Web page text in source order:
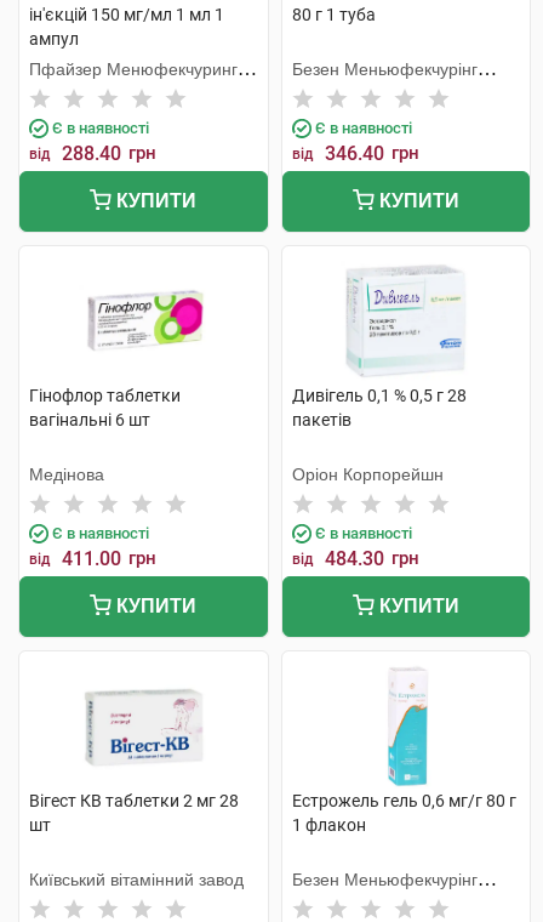
ін'єкцій 150 мг/мл 1 мл 1
ампул
Пфайзер Менюфекчуринг
Бельгія
Є в наявності
від 288.40 грн
КУПИТИ
80 г 1 туба
Безен Меньюфекчурінг
Белджіум
Є в наявності
від 346.40 грн
КУПИТИ
Гінофлор таблетки
вагінальні 6 шт
Медінова
Є в наявності
від 411.00 грн
КУПИТИ
Дивігель 0,1 % 0,5 г 28
пакетів
Оріон Корпорейшн
Є в наявності
від 484.30 грн
КУПИТИ
Вігест КВ таблетки 2 мг 28
шт
Київський вітамінний завод
Естрожель гель 0,6 мг/г 80 г
1 флакон
Безен Меньюфекчурінг
Белджіум